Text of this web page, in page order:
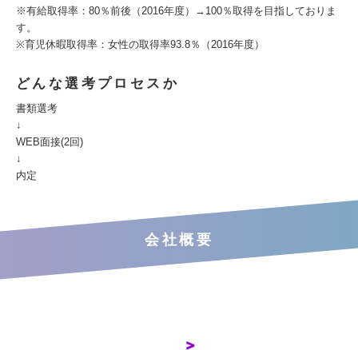
※有給取得率：80％前後（2016年度）→100％取得を目指しておりま
す。
※育児休暇取得率：女性の取得率93.8％（2016年度）
どんな選考プロセスか
書類選考
↓
WEB面接(2回)
↓
内定
会社概要